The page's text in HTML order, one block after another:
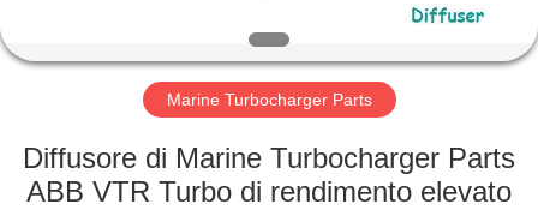
GIRO
FABBRICA
Marine Turbocharger Parts
Diffusore di Marine Turbocharger Parts
ABB VTR Turbo di rendimento elevato